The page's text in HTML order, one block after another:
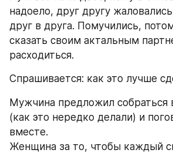
надоело, друг другу
друг в друга. Помучились,
сказать своим актальным
расходиться.
Спрашивается: как это лучше
Мужчина предложил собраться
(как это нередко делали) и
вместе.
Женщина за то, чтобы каждый